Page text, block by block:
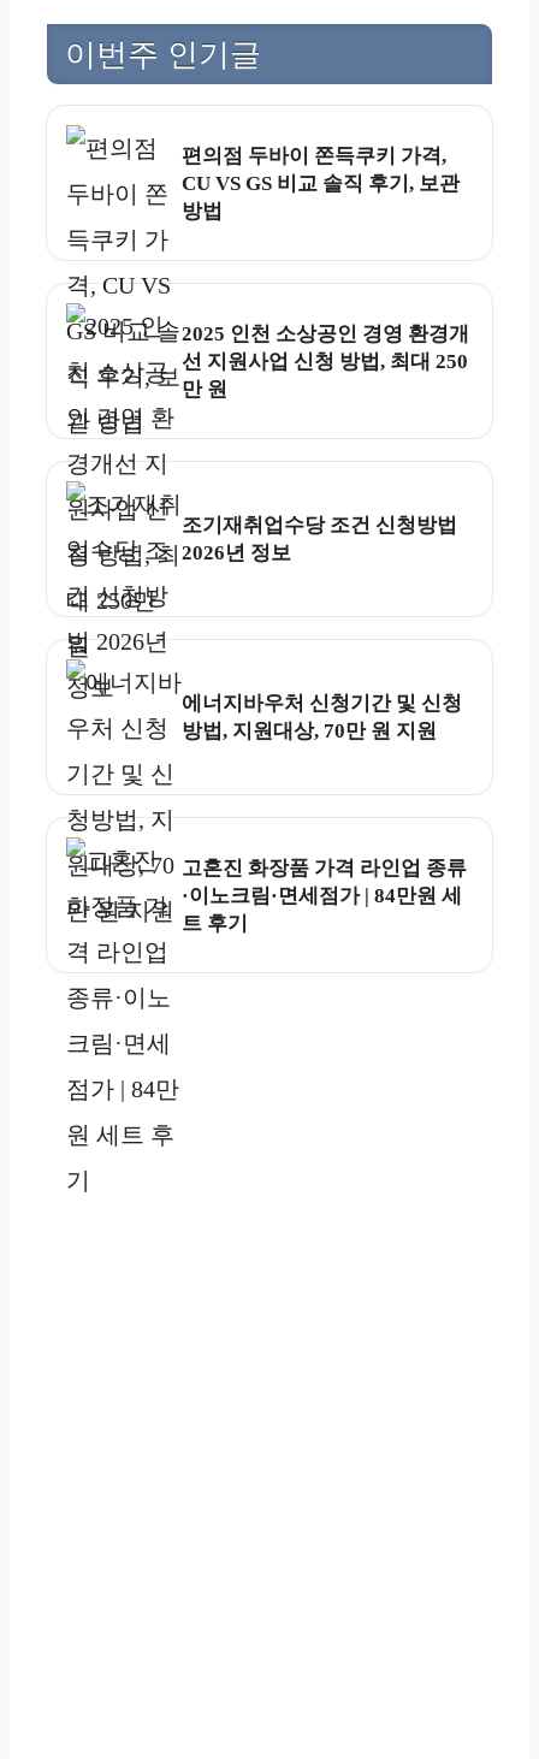
이번주 인기글
편의점 두바이 쫀득쿠키 가격,
CU VS GS 비교 솔직 후기, 보관
방법
2025 인천 소상공인 경영 환경개
선 지원사업 신청 방법, 최대 250
만 원
조기재취업수당 조건 신청방법
2026년 정보
에너지바우처 신청기간 및 신청
방법, 지원대상, 70만 원 지원
고혼진 화장품 가격 라인업 종류
·이노크림·면세점가 | 84만원 세
트 후기